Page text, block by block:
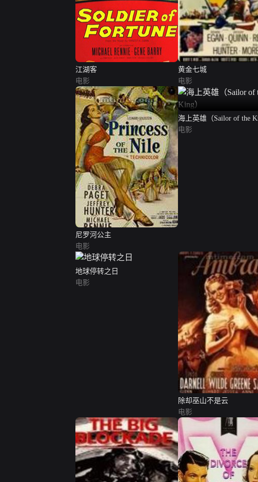
江湖客
电影
黄金七城
电影
尼罗河公主
电影
海上英雄（Sailor of the
电影
地球停转之日
电影
除却巫山不是云
电影